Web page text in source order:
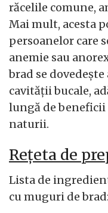
răcelile comune,
Mai mult, acesta
persoanelor care
anemie sau
brad se
cavității bucale,
lungă de beneficii
naturii.
Rețeta de
Lista de
cu muguri de brad: